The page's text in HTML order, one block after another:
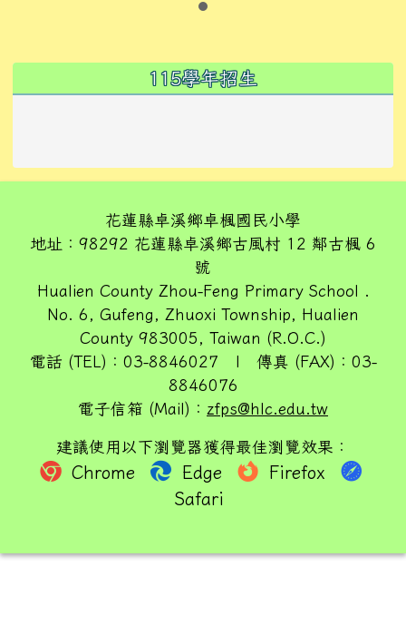
115學年招生
花蓮縣卓溪鄉卓楓國民小學
地址：98292 花蓮縣卓溪鄉古風村 12 鄰古楓 6
號
Hualien County Zhou-Feng Primary School .
No. 6, Gufeng, Zhuoxi Township, Hualien
County 983005, Taiwan (R.O.C.)
電話 (TEL)：03-8846027 | 傳真 (FAX)：03-
8846076
電子信箱 (Mail)： zfps@hlc.edu.tw
建議使用以下瀏覽器獲得最佳瀏覽效果：
Chrome Edge
Firefox
Safari